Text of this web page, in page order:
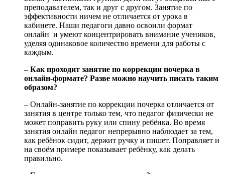
преподавателем, так и друг с другом. Занятие по
эффективности ничем не отличается от урока в
кабинете. Наши педагоги давно освоили формат
онлайн и умеют концентрировать внимание учеников,
уделяя одинаковое количество времени для работы с
каждым.
– Как проходит занятие по коррекции почерка в
онлайн-формате? Разве можно научить писать таким
образом?
– Онлайн-занятие по коррекции почерка отличается от
занятия в центре только тем, что педагог физически не
может поправить руку или спину ребёнка. Во время
занятия онлайн педагог непрерывно наблюдает за тем,
как ребёнок сидит, держит ручку и пишет. Поправляет и
на своём примере показывает ребёнку, как делать
правильно.